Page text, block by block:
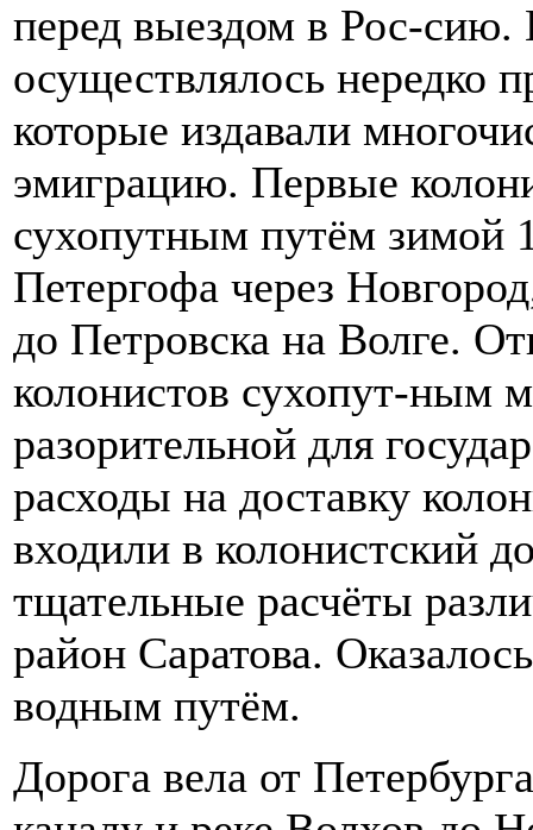
перед выездом в Рос-сию.
осуществлялось нередко
которые издавали
эмиграцию. Первые
сухопутным путём зимой
Петергофа через
до Петровска на Волге.
колонистов сухопут-ным
разорительной для
расходы на доставку
входили в колонистский
тщательные расчёты
район Саратова.
водным путём.
Дорога вела от